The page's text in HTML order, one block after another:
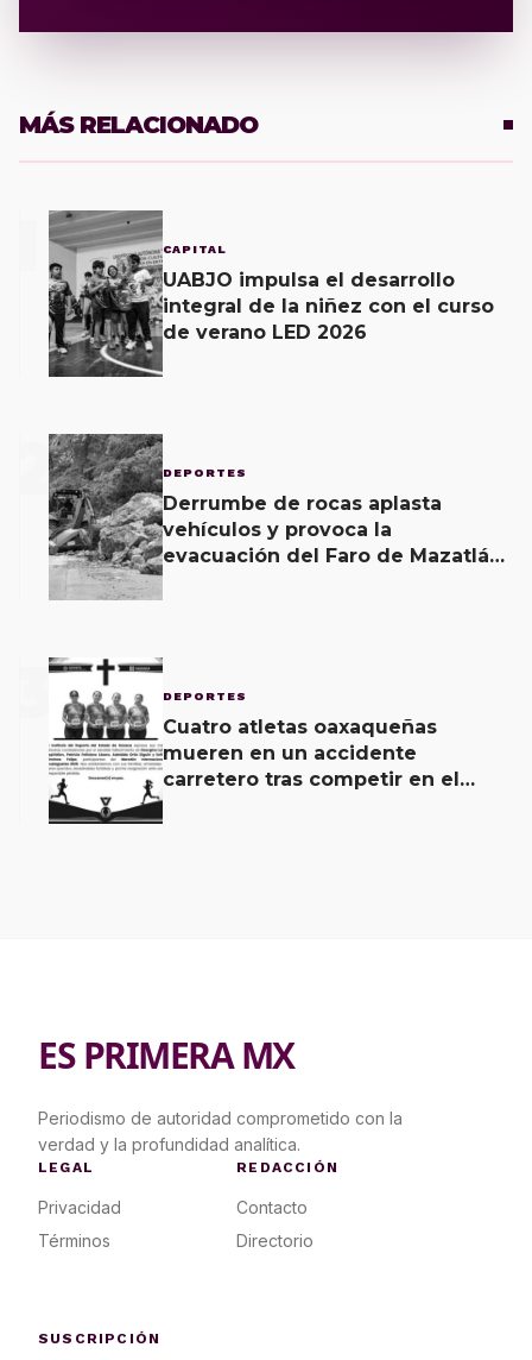
MÁS RELACIONADO
CAPITAL
UABJO impulsa el desarrollo
integral de la niñez con el curso
de verano LED 2026
2 DEPORTES
Derrumbe de rocas aplasta
vehículos y provoca la
evacuación del Faro de Mazatlán;
3 DEPORTES
Cuatro atletas oaxaqueñas
mueren en un accidente
carretero tras competir en el
ES PRIMERA MX
Periodismo de autoridad comprometido con la
verdad y la profundidad analítica.
LEGAL
Privacidad
Términos
REDACCIÓN
Contacto
Directorio
SUSCRIPCIÓN